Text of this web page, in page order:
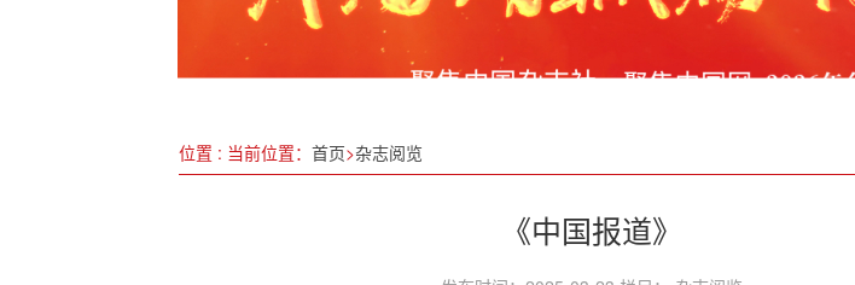
检察机关2024年起诉制售伪劣商品犯罪2.1万余人
机动车行驶证电子化11月4日起分三批推广应用
揭阳构建“一化一海五优特”产业新格局，推动经济高质量发展
位置 : 当前位置： 首页>杂志阅览
《中国报道》